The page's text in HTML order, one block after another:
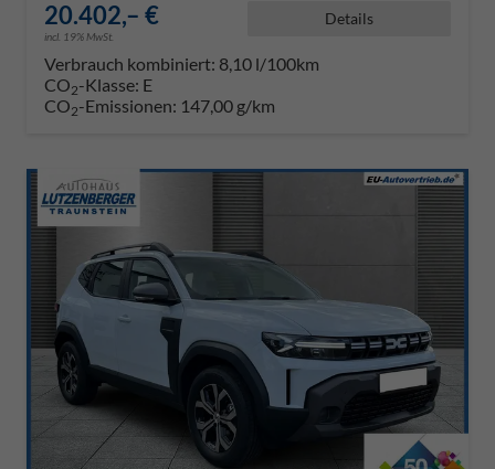
20.402,– €
incl. 19% MwSt.
Details
Verbrauch kombiniert: 8,10 l/100km
CO2-Klasse: E
CO2-Emissionen: 147,00 g/km